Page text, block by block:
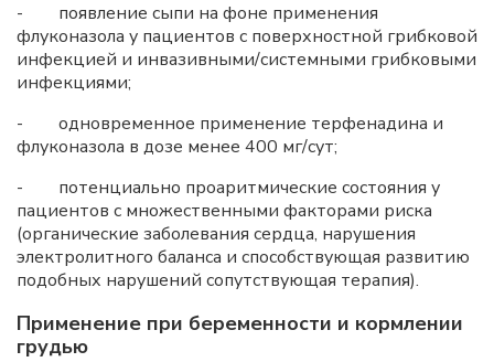
- появление сыпи на фоне применения
флуконазола у пациентов с поверхностной грибковой
инфекцией и инвазивными/системными грибковыми
инфекциями;
- одновременное применение терфенадина и
флуконазола в дозе менее 400 мг/сут;
- потенциально проаритмические состояния у
пациентов с множественными факторами риска
(органические заболевания сердца, нарушения
электролитного баланса и способствующая развитию
подобных нарушений сопутствующая терапия).
Применение при беременности и кормлении
грудью